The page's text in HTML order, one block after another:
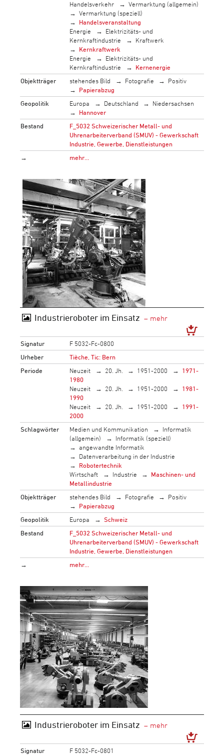
Handelsverkehr
Vermarktung (allgemein)
Vermarktung (speziell)
Handelsveranstaltung
Energie
Elektrizitäts- und
Kernkraftindustrie
Kraftwerk
Kernkraftwerk
Energie
Elektrizitäts- und
Kernkraftindustrie
Kernenergie
Objektträger
stehendes Bild Fotografie
Positiv
Papierabzug
Geopolitik
Europa Deutschland
Niedersachsen
Hannover
Bestand
F_5032 Schweizerischer Metall- und
Uhrenarbeiterverband (SMUV) - Gewerkschaft
Industrie, Gewerbe, Dienstleistungen
→
mehr…
Industrieroboter im Einsatz
Signatur
F 5032-Fc-0800
Urheber
Tièche, Tic: Bern
Periode
Neuzeit 20. Jh. 1951-2000
1971-
1980
Neuzeit
20. Jh. 1951-2000
1981-
1990
Neuzeit
20. Jh. 1951-2000
1991-
2000
Schlagwörter
Medien und Kommunikation
Informatik
(allgemein)
Informatik (speziell)
angewandte Informatik
Datenverarbeitung in der Industrie
Robotertechnik
Wirtschaft
Industrie
Maschinen- und
Metallindustrie
Objektträger
stehendes Bild Fotografie
Positiv
Papierabzug
Geopolitik
Europa
Schweiz
Bestand
F_5032 Schweizerischer Metall- und
Uhrenarbeiterverband (SMUV) - Gewerkschaft
Industrie, Gewerbe, Dienstleistungen
→
mehr…
Industrieroboter im Einsatz
Signatur
F 5032-Fc-0801